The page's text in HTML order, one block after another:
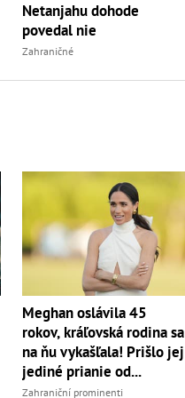
Netanjahu dohode
povedal nie
Zahraničné
Meghan oslávila 45
rokov, kráľovská rodina sa
na ňu vykašľala! Prišlo jej
jediné prianie od...
Zahraniční prominenti